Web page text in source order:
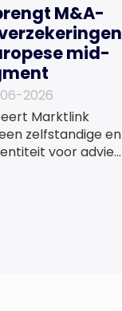
M&A-
mid-
2026
Marktlink
zelfstandige en
voor advies